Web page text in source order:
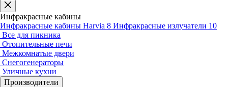
Инфракрасные кабины
Инфракрасные кабины Harvia 8 Инфракрасные излучатели 10
Все для пикника
Отопительные печи
Межкомнатые двери
Снегогенераторы
Уличные кухни
Производители